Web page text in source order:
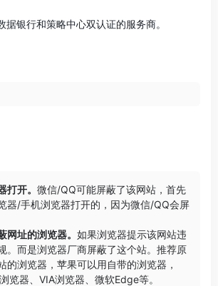
据银行和策略中心双认证的服务商。
打开。 微信/QQ可能屏蔽了该网站，首先
器/手机浏览器打开的，因为微信/QQ会屏
网址的浏览器。 如果浏览器提示该网站违
。而是浏览器厂商屏蔽了这个站。推荐原
的浏览器，苹果可以用自带的浏览器，
览器 VIA浏览器 微软Edge等。